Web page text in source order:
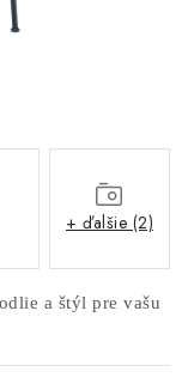
a štýl pre vašu
+ ďalšie (2)